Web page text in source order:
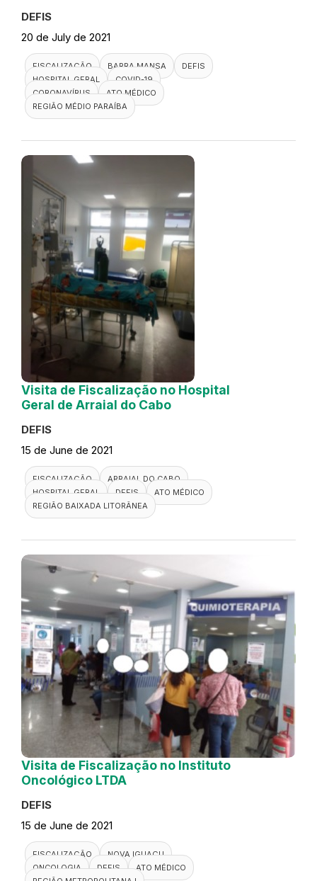
DEFIS
20 de July de 2021
FISCALIZAÇÃO BARRA MANSA
DEFIS
HOSPITAL GERAL
COVID-19
CORONAVÍRUS
ATO MÉDICO
REGIÃO MÉDIO PARAÍBA
Visita de Fiscalização no Hospital
Geral de Arraial do Cabo
DEFIS
15 de June de 2021
FISCALIZAÇÃO
ARRAIAL DO CABO
HOSPITAL GERAL
DEFIS
ATO MÉDICO
REGIÃO BAIXADA LITORÂNEA
Visita de Fiscalização no Instituto
Oncológico LTDA
DEFIS
15 de June de 2021
FISCALIZAÇÃO
NOVA IGUAÇU
ONCOLOGIA
DEFIS
ATO MÉDICO